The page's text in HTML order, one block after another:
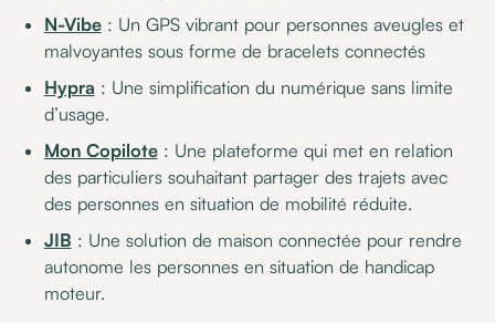
N-Vibe: Un GPS vibrant pour personnes aveugles et
malvoyantes sous forme de bracelets connectés
Hypra : Une simplification du numérique sans limite
d’usage.
Mon Copilote: Une plateforme qui met en relation
des particuliers souhaitant partager des trajets avec
des personnes en situation de mobilité réduite.
JIB : Une solution de maison connectée pour rendre
autonome les personnes en situation de handicap
moteur.